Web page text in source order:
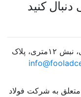
کنید
تهران، قیطریه، میدان کتابی، خیابان کتابی، نبش ۱۲متری، پلاک
به شرکت فولاد